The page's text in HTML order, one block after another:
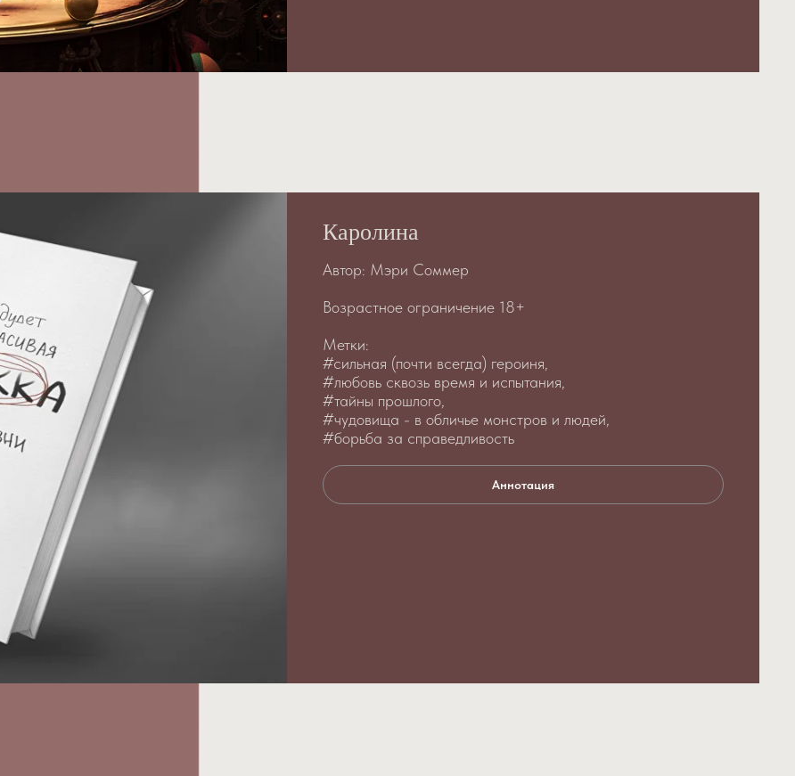
Каролина
Автор: Мэри Соммер
Возрастное ограничение 18+
Метки:
#сильная (почти всегда) героиня,
#любовь сквозь время и испытания,
#тайны прошлого,
#чудовища - в обличье монстров и людей,
#борьба за справедливость
Аннотация